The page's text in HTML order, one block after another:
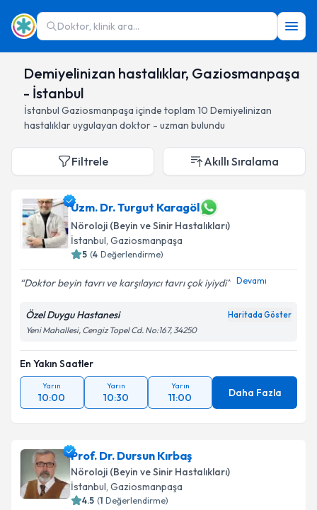
Doktor, klinik ara...
Demiyelinizan hastalıklar, Gaziosmanpaşa
- İstanbul
İstanbul Gaziosmanpaşa içinde toplam 10 Demiyelinizan
hastalıklaruygulayan doktor - uzman bulundu
Filtrele Akıllı Sıralama
Uzm. Dr. Turgut Karagöl
Nöroloji (Beyin ve Sinir Hastalıkları)
İstanbul, Gaziosmanpaşa
5 (4 Değerlendirme)
Doktor beyin tavrı ve karşılayıcı tavrı çok iyiydi Devamı
Özel Duygu Hastanesi Haritada Göster
Yeni Mahallesi, Cengiz Topel Cd. No:167, 34250
En Yakın Saatler
Yarın
10:00
Yarın
10:30
Yarın
11:00 Daha Fazla
Prof. Dr. Dursun Kırbaş
Nöroloji (Beyin ve Sinir Hastalıkları)
İstanbul, Gaziosmanpaşa
4.5 (1 Değerlendirme)